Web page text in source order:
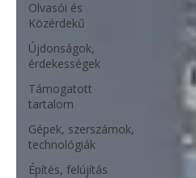
Olvasói és
Közérdekű
Újdonságok,
érdekességek
Támogatott
tartalom
Gépek, szerszámok,
technológiák
Építés, felújítás